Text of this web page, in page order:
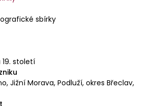
motivem, zakončené do velkých
sbírky
století
Jižní Morava, Podluží, okres Břeclav,